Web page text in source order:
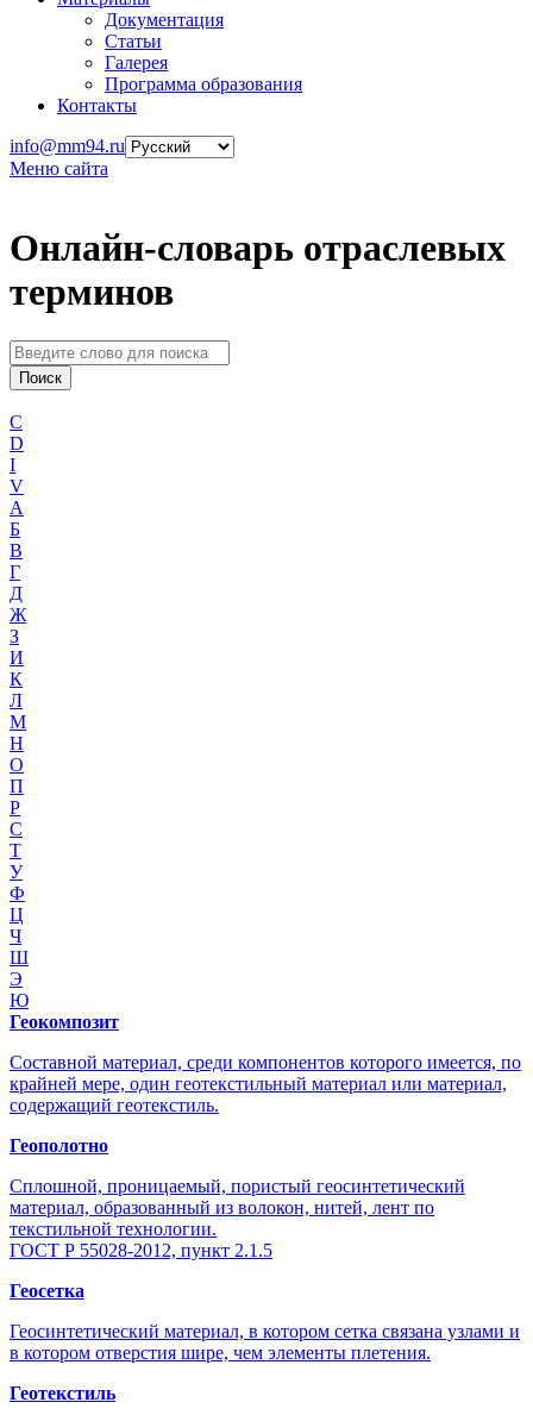
Документация
Статьи
Галерея
Программа образования
Контакты
info@mm94.ru
Меню сайта
Онлайн-словарь отраслевых
терминов
C
D
I
V
А
Б
В
Г
Д
Ж
З
И
К
Л
М
Н
О
П
Р
С
Т
У
Ф
Ц
Ч
Ш
Э
Ю
Геокомпозит
Составной материал, среди компонентов которого имеется, по
крайней мере, один геотекстильный материал или материал,
содержащий геотекстиль.
Геополотно
Сплошной, проницаемый, пористый геосинтетический
материал, образованный из волокон, нитей, лент по
текстильной технологии.
ГОСТ Р 55028-2012, пункт 2.1.5
Геосетка
Геосинтетический материал, в котором сетка связана узлами и
в котором отверстия шире, чем элементы плетения.
Геотекстиль